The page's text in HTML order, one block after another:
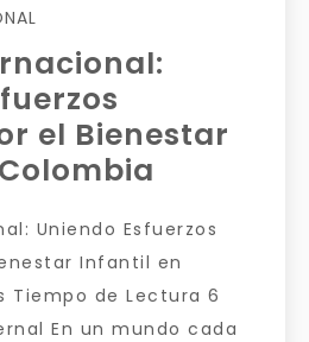
el Bienestar
Uniendo Esfuerzos
Infantil en
Tiempo de Lectura 6
En un mundo cada